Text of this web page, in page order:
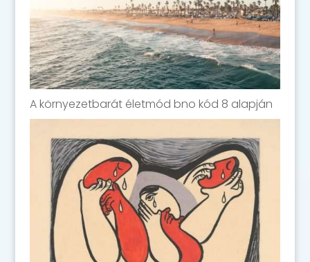
A környezetbarát életmód bno kód 8 alapján